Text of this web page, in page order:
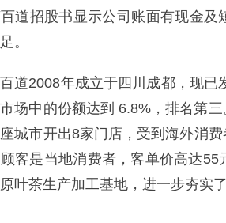
道招股书显示公司账面有现金
。
道2008年成立于四川成都，现已
场中的份额达到 6.8%，排名第
城市开出8家门店，受到海外消
客是当地消费者，客单价高达
叶茶生产加工基地，进一步夯实